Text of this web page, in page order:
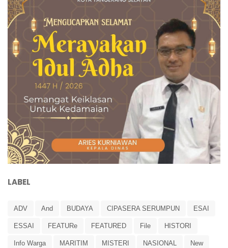
LABEL
ADV And BUDAYA CIPASERA SERUMPUN ESAI
ESSAI FEATURe FEATURED File HISTORI
Info Warga MARITIM MISTERI NASIONAL New